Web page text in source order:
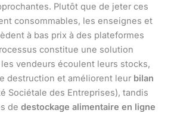
Plutôt que de jeter ces
consommables, les enseignes et
à bas prix à des plateformes
constitue une solution
vendeurs écoulent leurs stocks,
destruction et améliorent leur bilan
Sociétale des Entreprises), tandis
de destockage alimentaire en ligne